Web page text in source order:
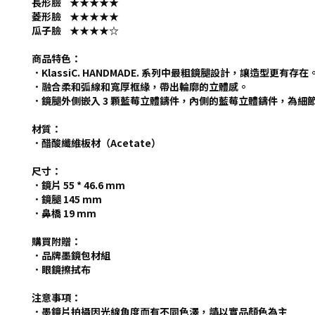
菱形臉 ★★★★★
瓜子臉 ★★★★☆
商品特色：
．KlassiC. HANDMADE. 系列中最粗鏡腿設計，讓造型更有存在。
．融合柔和弧線和寬厚框緣，帶出輪廓的立體感。
．鏡腿外側嵌入 3 顆藍莓立體鑄件，內側的藍莓立體鑄件，為細
材質：
．醋酸纖維板材（Acetate）
尺寸：
．鏡片 55 * 46.6 mm
．鏡腿 145 mm
．鼻橋 19 mm
購買附贈：
． 品牌墨鏡包材組
．眼鏡擦拭布
注意事項：
．墨鏡片拍攝因光線角度而有不同色澤，請以實品顏色為主